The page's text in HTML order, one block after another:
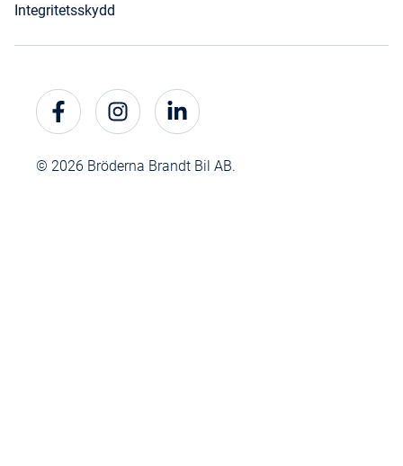
Integritetsskydd
© 2026 Bröderna Brandt Bil AB.